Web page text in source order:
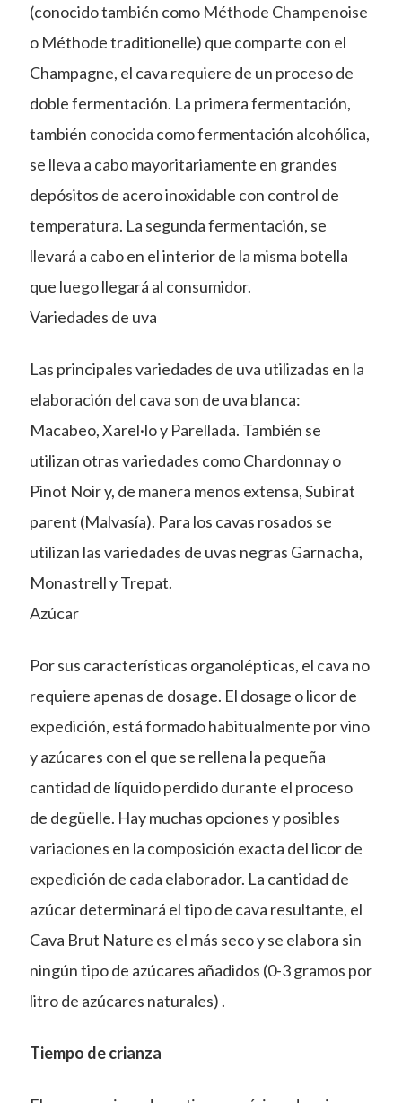
(conocido también como Méthode Champenoise
o Méthode traditionelle) que comparte con el
Champagne, el cava requiere de un proceso de
doble fermentación. La primera fermentación,
también conocida como fermentación alcohólica,
se lleva a cabo mayoritariamente en grandes
depósitos de acero inoxidable con control de
temperatura. La segunda fermentación, se
llevará a cabo en el interior de la misma botella
que luego llegará al consumidor.
Variedades de uva
Las principales variedades de uva utilizadas en la
elaboración del cava son de uva blanca:
Macabeo, Xarel·lo y Parellada. También se
utilizan otras variedades como Chardonnay o
Pinot Noir y, de manera menos extensa, Subirat
parent (Malvasía). Para los cavas rosados se
utilizan las variedades de uvas negras Garnacha,
Monastrell y Trepat.
Azúcar
Por sus características organolépticas, el cava no
requiere apenas de dosage. El dosage o licor de
expedición, está formado habitualmente por vino
y azúcares con el que se rellena la pequeña
cantidad de líquido perdido durante el proceso
de degüelle. Hay muchas opciones y posibles
variaciones en la composición exacta del licor de
expedición de cada elaborador. La cantidad de
azúcar determinará el tipo de cava resultante, el
Cava Brut Nature es el más seco y se elabora sin
ningún tipo de azúcares añadidos (0-3 gramos por
litro de azúcares naturales) .
Tiempo de crianza